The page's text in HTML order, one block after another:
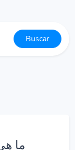
Buscar
ما